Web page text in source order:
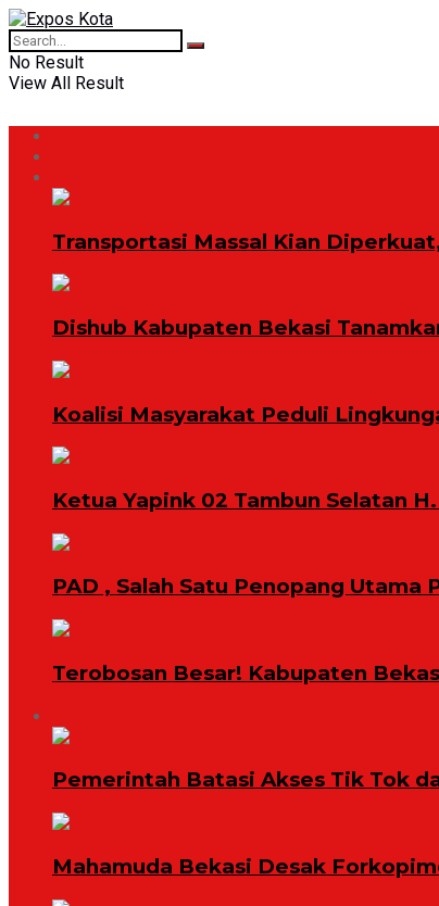
No Result
View All Result
Transportasi Massal Kian
Dishub Kabupaten Bekasi
Koalisi Masyarakat Peduli
Ketua Yapink 02 Tambun Selatan
PAD , Salah Satu Penopang Utama
Terobosan Besar! Kabupaten
Pemerintah Batasi Akses Tik Tok
Mahamuda Bekasi Desak